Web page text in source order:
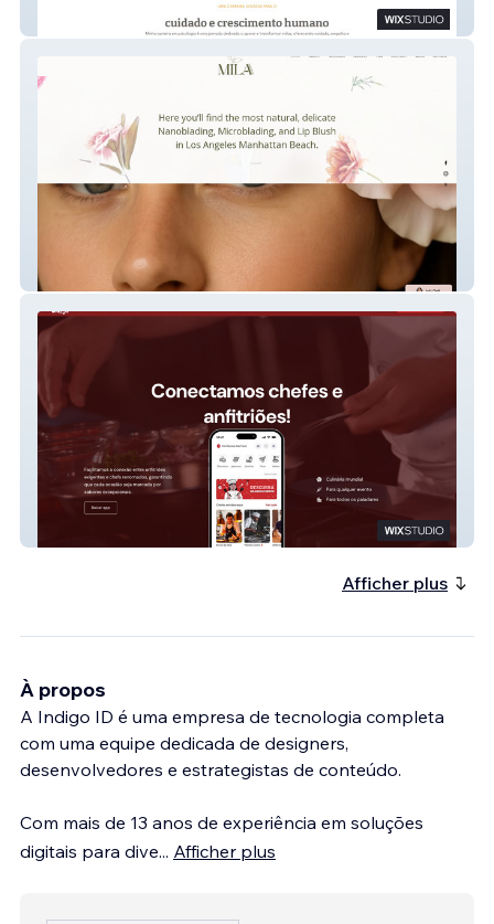
Mila Makeup
Afficher plus
À propos
A Indigo ID é uma empresa de tecnologia completa
com uma equipe dedicada de designers,
desenvolvedores e estrategistas de conteúdo.
Com mais de 13 anos de experiência em soluções
digitais para dive... Afficher plus